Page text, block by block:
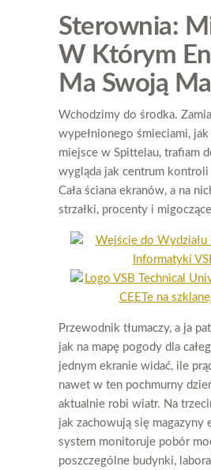
Sterownia:
W Którym
Ma Swoją
Wchodzimy do środka.
wypełnionego śmieciami, jak
miejsce w Spittelau, trafiam
wygląda jak centrum
Cała ściana ekranów, a na
strzałki, procenty i
Przewodnik tłumaczy, a ja
jak na mapę pogody dla
jednym ekranie widać, ile
nawet w ten pochmurny
aktualnie robi wiatr. Na
jak zachowują się magazyny
system monitoruje pobór
poszczególne budynki,